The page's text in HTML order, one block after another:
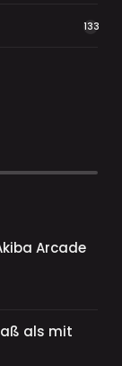
133
Arcade
als mit